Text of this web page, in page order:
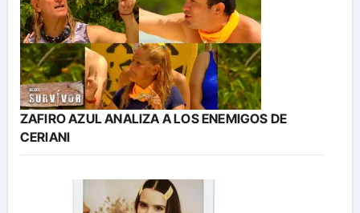
ZAFIRO AZUL ANALIZA A LOS ENEMIGOS DE
CERIANI